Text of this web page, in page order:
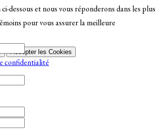
pour vous assurer la meilleure
Accepter les Cookies
confidentialité
dessous et nous vous réponderons dans les